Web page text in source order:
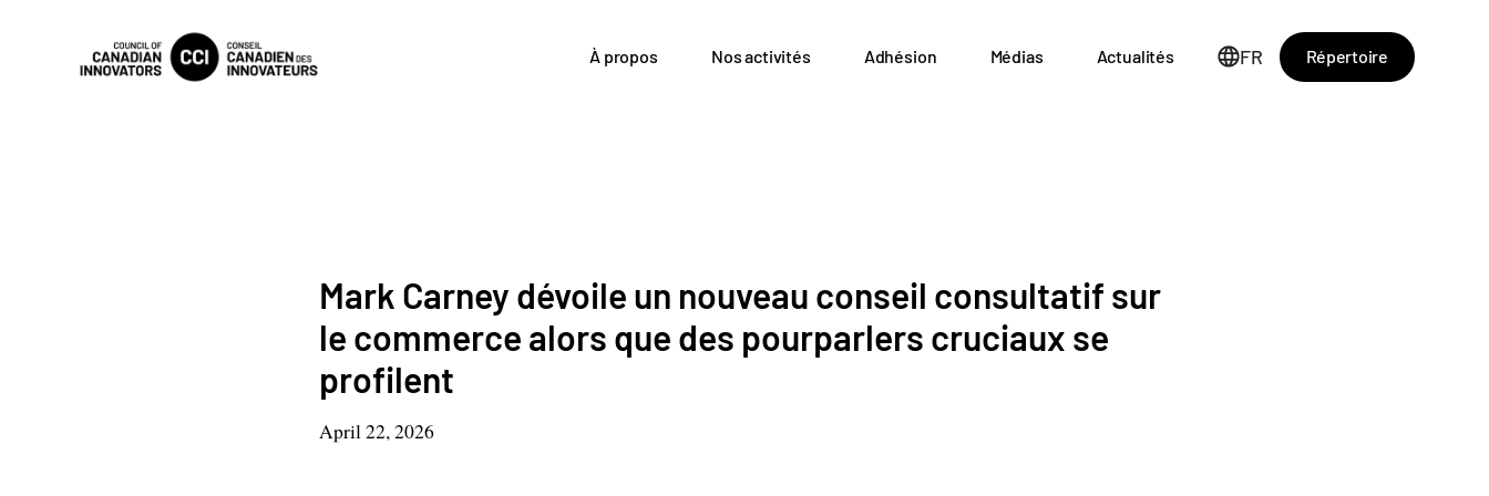
À propos Nos activités Adhésion Médias Actualités FR Répertoire
Mark Carney dévoile un nouveau conseil consultatif sur
le commerce alors que des pourparlers cruciaux se
profilent
April 22, 2026